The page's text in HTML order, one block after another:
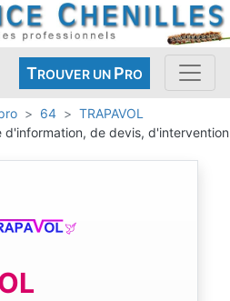
TROUVER UN PRO
64
TRAPAVOL
d'information, de devis, d'intervention